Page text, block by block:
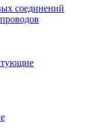
соединений